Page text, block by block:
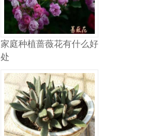
家庭种植蔷薇花有什么好
处